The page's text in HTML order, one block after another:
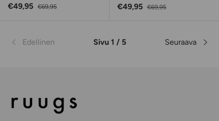
Alennushinta
€49,95 Normaalihinta
€69,95 Alennushinta
€49,95 Normaalihinta
€69,95
Edellinen Sivu 1 / 5 Seuraava